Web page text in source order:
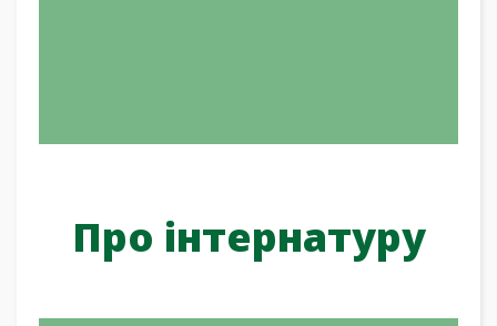
Про інтернатуру